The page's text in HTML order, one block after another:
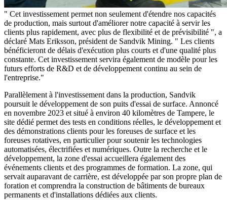
" Cet investissement permet non seulement d'étendre nos capacités
de production, mais surtout d'améliorer notre capacité à servir les
clients plus rapidement, avec plus de flexibilité et de prévisibilité ", a
déclaré Mats Eriksson, président de Sandvik Mining. " Les clients
bénéficieront de délais d'exécution plus courts et d'une qualité plus
constante. Cet investissement servira également de modèle pour les
futurs efforts de R&D et de développement continu au sein de
l'entreprise."
Parallèlement à l'investissement dans la production, Sandvik
poursuit le développement de son puits d'essai de surface. Annoncé
en novembre 2023 et situé à environ 40 kilomètres de Tampere, le
site dédié permet des tests en conditions réelles, le développement et
des démonstrations clients pour les foreuses de surface et les
foreuses rotatives, en particulier pour soutenir les technologies
automatisées, électrifiées et numériques. Outre la recherche et le
développement, la zone d'essai accueillera également des
événements clients et des programmes de formation. La zone, qui
servait auparavant de carrière, est développée par son propre plan de
foration et comprendra la construction de bâtiments de bureaux
permanents et d'installations dédiées aux clients.